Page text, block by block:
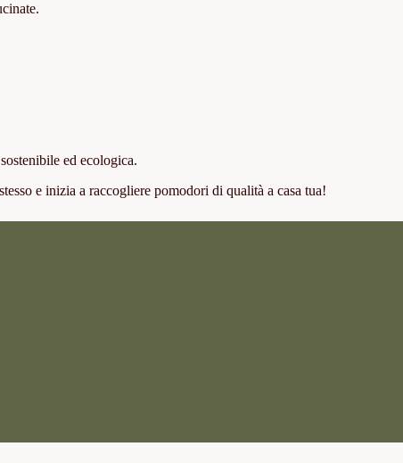
ed ecologica.
e inizia a raccogliere pomodori di qualità a casa tua!